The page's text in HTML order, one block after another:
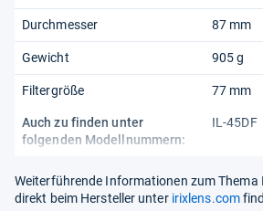
Durchmesser 87 mm
Gewicht 905 g
Filtergröße 77 mm
Auch zu finden unter
folgenden Modellnummern:
IL-45DF
Weiterführende Informationen zum Thema
direkt beim Hersteller unter irixlens.com